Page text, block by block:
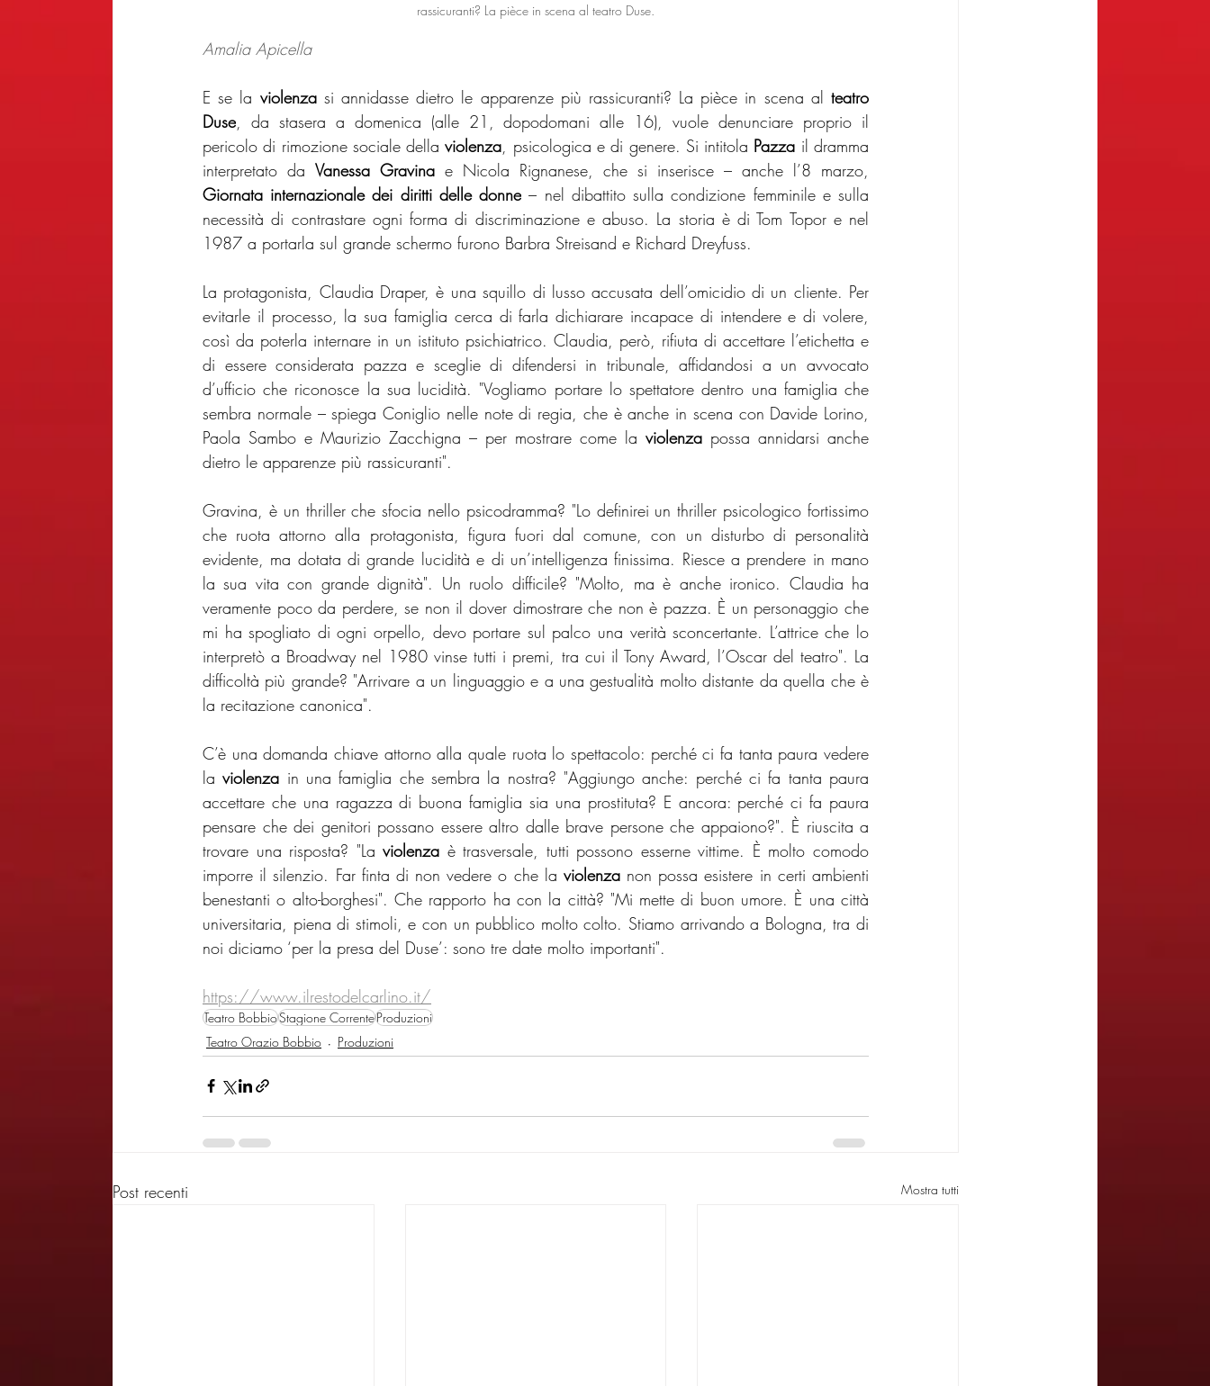
rassicuranti? La pièce in scena al teatro Duse.
Amalia Apicella
E se la violenza si annidasse dietro le apparenze più rassicuranti? La pièce in scena al teatro
Duse , da stasera a domenica (alle 21, dopodomani alle 16), vuole denunciare proprio il
pericolo di rimozione sociale della violenza , psicologica e di genere. Si intitola Pazza il dramma
interpretato da Vanessa Gravina
Giornata internazionale dei diritti delle donne – nel dibattito sulla condizione femminile e sulla
necessità di contrastare ogni forma di discriminazione e abuso. La storia è di Tom Topor e nel
1987 a portarla sul grande schermo furono Barbra Streisand e Richard Dreyfuss.
La protagonista, Claudia Draper, è una squillo di lusso accusata dell’omicidio di un cliente. Per
evitarle il processo, la sua famiglia cerca di farla dichiarare incapace di intendere e di volere,
così da poterla internare in un istituto psichiatrico. Claudia, però, rifiuta di accettare l’etichetta e
di essere considerata pazza e sceglie di difendersi in tribunale, affidandosi a un avvocato
d’ufficio che riconosce la sua lucidità. "Vogliamo portare lo spettatore dentro una famiglia che
sembra normale – spiega Coniglio nelle note di regia, che è anche in scena con Davide Lorino,
Paola Sambo e Maurizio Zacchigna – per mostrare come la violenza possa annidarsi anche
dietro le apparenze più rassicuranti".
Gravina, è un thriller che sfocia nello psicodramma? "Lo definirei un thriller psicologico fortissimo
che ruota attorno alla protagonista, figura fuori dal comune, con un disturbo di personalità
evidente, ma dotata di grande lucidità e di un’intelligenza finissima. Riesce a prendere in mano
la sua vita con grande dignità". Un ruolo difficile? "Molto, ma è anche ironico. Claudia ha
veramente poco da perdere, se non il dover dimostrare che non è pazza. È un personaggio che
mi ha spogliato di ogni orpello, devo portare sul palco una verità sconcertante. L’attrice che lo
interpretò a Broadway nel 1980 vinse tutti i premi, tra cui il Tony Award, l’Oscar del teatro". La
difficoltà più grande? "Arrivare a un linguaggio e a una gestualità molto distante da quella che è
la recitazione canonica".
C’è una domanda chiave attorno alla quale ruota lo spettacolo: perché ci fa tanta paura vedere
la violenza in una famiglia che sembra la nostra? "Aggiungo anche: perché ci fa tanta paura
accettare che una ragazza di buona famiglia sia una prostituta? E ancora: perché ci fa paura
pensare che dei genitori possano essere altro dalle brave persone che appaiono?". È riuscita a
trovare una risposta? "La violenza è trasversale, tutti possono esserne vittime. È molto comodo
imporre il silenzio. Far finta di non vedere o che la violenza non possa esistere in certi ambienti
benestanti o alto-borghesi". Che rapporto ha con la città? "Mi mette di buon umore. È una città
universitaria, piena di stimoli, e con un pubblico molto colto. Stiamo arrivando a Bologna, tra di
noi diciamo ‘per la presa del Duse’: sono tre date molto importanti".
https://www.ilrestodelcarlino.it/
Teatro BobbioStagione CorrenteProduzioni
Teatro Orazio Bobbio
Produzioni
Post recenti Mostra tutti